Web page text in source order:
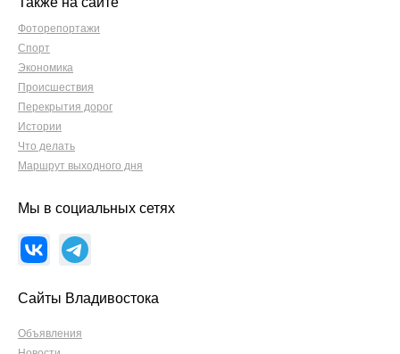
Фоторепортажи
Спорт
Экономика
Происшествия
Перекрытия дорог
Истории
Что делать
Маршрут выходного дня
Мы в социальных сетях
Сайты Владивостока
Объявления